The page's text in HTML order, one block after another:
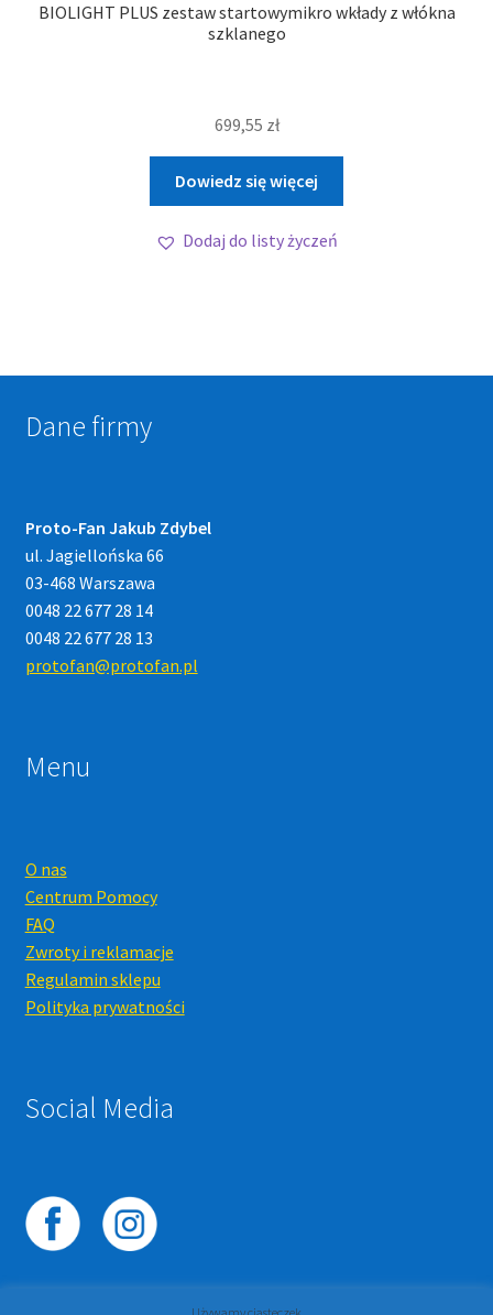
BIOLIGHT PLUS zestaw startowymikro wkłady z włókna
szklanego
699,55 zł
Dowiedz się więcej
Dodaj do listy życzeń
Dane firmy
Proto-Fan Jakub Zdybel
ul. Jagiellońska 66
03-468 Warszawa
0048 22 677 28 14
0048 22 677 28 13
protofan@protofan.pl
Menu
O nas
Centrum Pomocy
FAQ
Zwroty i reklamacje
Regulamin sklepu
Polityka prywatności
Social Media